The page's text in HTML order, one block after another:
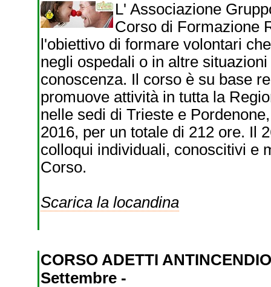
L' Associazione
Corso di Formazione
l'obiettivo di formare volontari
negli ospedali o in altre
conoscenza. Il corso è su base
promuove attività in tutta la
nelle sedi di Trieste e
2016, per un totale di 212 ore. Il
colloqui individuali, conoscitivi e
Corso.
Scarica la locandina
CORSO ADETTI
Settembre -